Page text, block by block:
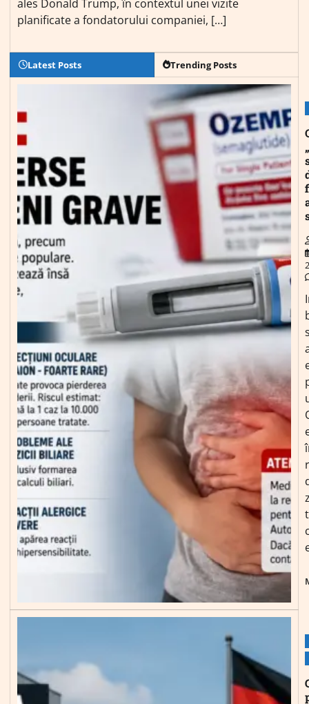
ales Donald Trump, în contextul unei vizite
planificate a fondatorului companiei, […]
Latest Posts Trending Posts